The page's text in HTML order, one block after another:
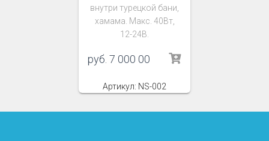
внутри турецкой бани,
хамама. Макс. 40Вт,
12-24В.
руб. 7 000 00
Артикул: NS-002